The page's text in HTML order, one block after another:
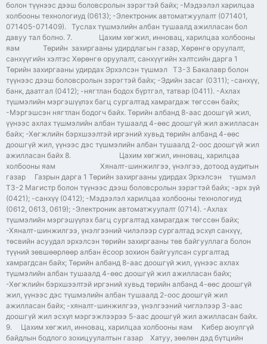
болон түүнээс дээш боловсролын зэрэгтэй байх; -Мэдээлэл харилцаа
холбооны технологиуд (0613); -Электроник автоматжуулалт (071401,
071405-071409). Туслах түшмэлийн албан тушаалд ажилласан бол
давуу тал болно. 7. Цахим хөгжил, инновац, харилцаа холбооны
яам Төрийн захиргааны удирдлагын газар, Хөрөнгө оруулалт,
санхүүгийн хэлтэс Хөрөнгө оруулалт, санхүүгийн хэлтсийн дарга 1
Төрийн захиргааны удирдах Эрхэлсэн түшмэл ТЗ-3 Бакалавр болон
түүнээс дээш боловсролын зэрэгтэй байх; -Эдийн засаг (0311); -санхүү,
банк, даатгал (0412); -нягтлан бодох бүртгэл, татвар (0411). -Ахлах
түшмэлийн мэргэшүүлэх багц сургалтад хамрагдаж төгссөн байх;
-Мэргэшсэн нягтлан бодогч байх. Төрийн албанд 8-аас доошгүй жил,
үүнээс ахлах түшмэлийн албан тушаалд 4-өөс доошгүй жил ажилласан
байх; -Хөгжлийн бэрхшээлтэй иргэний хувьд төрийн албанд 4-өөс
доошгүй жил, үүнээс дэс түшмэлийн албан тушаалд 2-оос доошгүй жил
ажилласан байх 8. Цахим хөгжил, инновац, харилцаа
холбооны яам Хяналт-шинжилгээ, үнэлгээ, дотоод аудитын
газар Газрын дарга 1 Төрийн захиргааны удирдах Эрхэлсэн түшмэл
ТЗ-2 Магистр болон түүнээс дээш боловсролын зэрэгтэй байх; -эрх зүй
(0421); -санхүү (0412); -Мэдээлэл харилцаа холбооны технологиуд
(0612, 0613, 0619); -Электроник автоматжуулалт (0714). -Ахлах
түшмэлийн мэргэшүүлэх багц сургалтад хамрагдаж төгссөн байх;
-Хяналт-шинжилгээ, үнэлгээний чилэлээр сургалтад эсхүл санхүү,
төсвийн асуудал эрхэлсэн төрийн захиргааны төв байгууллага болон
түүний зөвшөөрлөөр албан ёсоор зохион байгуулсан сургалтад
хамрагдсан байх; Төрийн албанд 8-аас доошгүй жил, үүнээс ахлах
түшмэлийн албан тушаалд 4-өөс доошгүй жил ажилласан байх;
-Хөгжлийн бэрхшээлтэй иргэний хувьд төрийн албанд 4-өөс доошгүй
жил, үүнээс дэс түшмэлийн албан тушаалд 2-оос доошгүй жил
ажилласан байх; -хяналт-шинжилгээ, үнэлгээний чиглэлээр 3-аас
доошгүй жил эсхүл мэргэжлээрээ 5-аас доошгүй жил ажилласан байх.
9. Цахим хөгжил, инновац, харилцаа холбооны яам Кибер аюулгүй
байдлын бодлого зохицуулалтын газар Хатуу, зөөлөн дэд бүтцийн